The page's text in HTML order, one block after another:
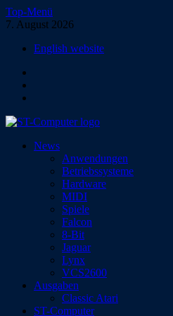
Zum
Inhalt
Top-Menü
7. August 2026
English website
ST-Computer
Das Magazin für Atari-Computer und
News
Anwendungen
Betriebssysteme
Hardware
MIDI
Spiele
Falcon
8-Bit
Jaguar
Lynx
VCS2600
Ausgaben
Classic Atari
ST-Computer